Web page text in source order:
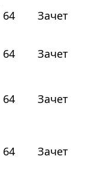
64 Зачет
64 Зачет
64 Зачет
64 Зачет